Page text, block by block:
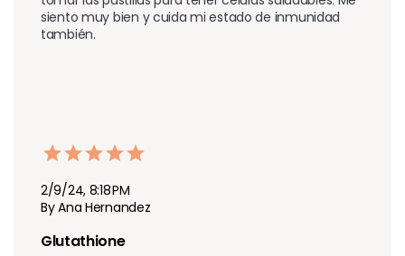
siento muy bien y cuida mi estado de inmunidad
también.
2/9/24, 8:18 PM
By Ana Hernandez
Glutathione